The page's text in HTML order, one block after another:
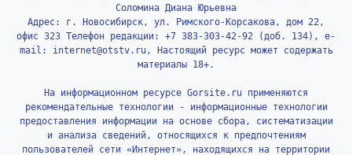
Соломина Диана Юрьевна
Адрес: г. Новосибирск, ул. Римского-Корсакова, дом 22,
офис 323 Телефон редакции: +7 383-303-42-92 (доб. 134), e-
mail: internet@otstv.ru, Настоящий ресурс может содержать
материалы 18+.
На информационном ресурсе Gorsite.ru применяются
рекомендательные технологии - информационные технологии
предоставления информации на основе сбора, систематизации
и анализа сведений, относящихся к предпочтениям
пользователей сети «Интернет», находящихся на территории